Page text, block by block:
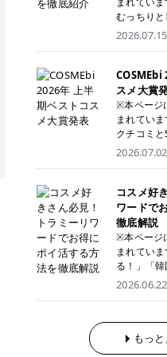
が多く、
用パック
も増えてい
粧水は液
整しやす
使いたい方
い方にもおすす
ドのメリット トナーパッドは
ケア・保
1枚で行え
テムです
す。 古い角質や皮脂汚れをやさしく
オフ トナーパッドを使用すること
で、洗顔だ
い角質や
拭き取り
す。 保湿ケアまで1枚でできる 保湿
成分を配合
ケアにもぴった
としても使える 多くの
は、乾燥が
ら、コス
たい方に！
メディオス
ト> レジ
(税込)/5回
ントルシ
機にこだわ
ェントルマ
ックスプ
プロ ソプ
ト> エミナ
(税込)/6回
定！月々
リスタル
ニック
0円(税込)/
機を選択
くマイペ
メディオス
ルYAGプロ 公
うの？ 脱毛を考えたときに、まず悩
むのが「
す。 これ
後までチェ
ください！ クリニック 全身＋VIO
全身＋VIO
レイアク
回 94,600
に配慮し
ンスも重視
ターモノリ
PRO 公式
ク 52,800
込)/5回 ジ
るため、
おすすめ！
ジェントル
ントルレ
ム 公式サ
49,500円(
込)/6回 エ
通いやす
イト> リ
むっちり
ANMAKE
湿ケアも
でも話題の
にはどの
ベ・ブル
になってい
とともにご
なメイク
します✨
CANMAKE
CANMAKE
ィント・
本で叶え
塗れるな
縦ジワをカ
としたツ
るため、
にもぴったり！ アイテ
2026.07.15
COSMEbi
スメ大賞
※本ページ
まれています コスメ好きのリ
クチコミ
選出された
た名品た
します。 本記事では、2025年11月
～2026年4
て、
Sでの話題
メやスキン
国コスメ」
ランキング形
半期 総合大賞 AMUSE（
ズ）「 ジ
「ジェル
2026.07.02
コスメ好
ワードで
徹底解説
※本ページ
まれています 「新作コスメが
る！」「
買いすぎ
を少し工夫
められる
にかかる費
2026.06.22
もっ